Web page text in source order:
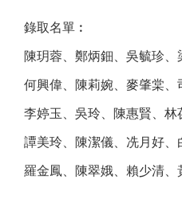
錄取名單︰
陳玥蓉、鄭炳鈿、吳毓珍
何興偉、陳莉婉、麥肇棠
李婷玉、吳玲、陳惠賢、
譚美玲、陳潔儀、冼月好
羅金鳳、陳翠娥、賴少清